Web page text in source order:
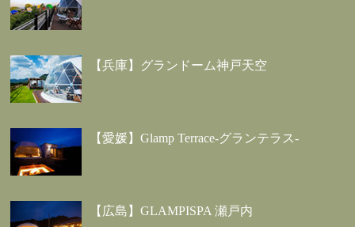
【兵庫】グランドーム神戸天空
【愛媛】Glamp Terrace-グランテラス-
【広島】GLAMPISPA 瀬戸内